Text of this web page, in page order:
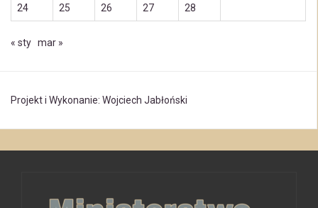
24 25 26 27 28
« sty mar »
Projekt i Wykonanie: Wojciech Jabłoński